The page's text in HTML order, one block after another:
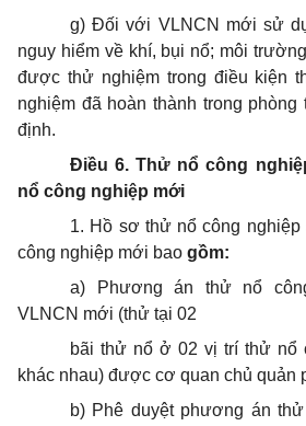
g) Đối với VLNCN mới sử
nguy hiểm về khí, bụi nổ; môi
được thử nghiệm trong điều kiện
nghiệm đã hoàn thành trong
định.
Điều 6. Thử nổ công
nổ công nghiệp mới
1. Hồ sơ thử nổ công nghiệp
công nghiệp mới bao gồm:
a) Phương án thử nổ
VLNCN mới (thử tại 02
bãi thử nổ ở 02 vị trí thử nổ
khác nhau) được cơ quan chủ quản
b) Phê duyệt phương án